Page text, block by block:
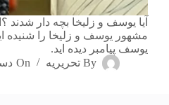
آیا یوسف و زلیخا بچه دار شدند
مشهور یوسف و زلیخا را شنیده
یوسف پیامبر دیده اید.
By تحریریه On